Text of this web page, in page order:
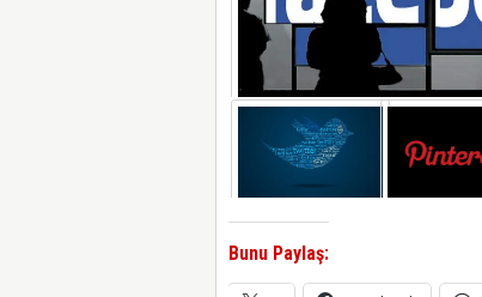
Bunu Paylaş: